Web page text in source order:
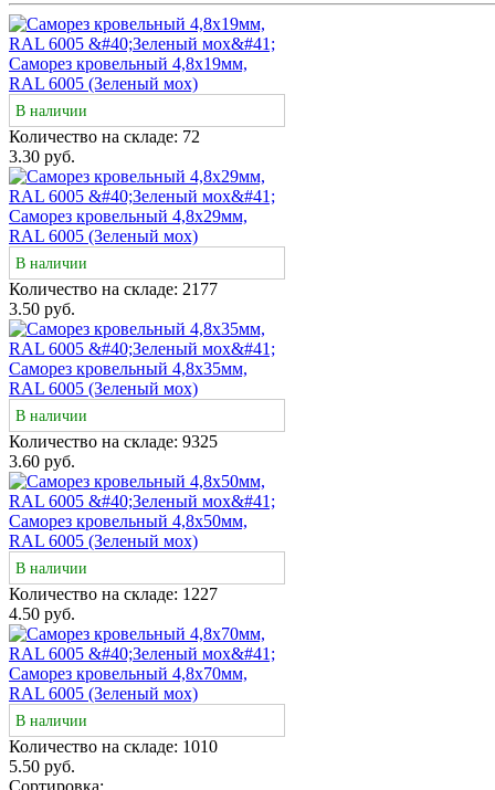
Саморез кровельный 4,8х19мм,
RAL 6005 (Зеленый мох)
В наличии
Количество на складе: 72
3.30 руб.
Саморез кровельный 4,8х29мм,
RAL 6005 (Зеленый мох)
В наличии
Количество на складе: 2177
3.50 руб.
Саморез кровельный 4,8х35мм,
RAL 6005 (Зеленый мох)
В наличии
Количество на складе: 9325
3.60 руб.
Саморез кровельный 4,8х50мм,
RAL 6005 (Зеленый мох)
В наличии
Количество на складе: 1227
4.50 руб.
Саморез кровельный 4,8х70мм,
RAL 6005 (Зеленый мох)
В наличии
Количество на складе: 1010
5.50 руб.
Сортировка: